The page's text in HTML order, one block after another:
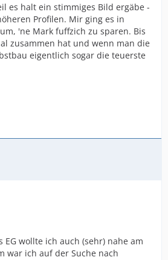
es halt ein stimmiges Bild ergäbe -
Profilen. Mir ging es in
'ne Mark fuffzich zu sparen. Bis
zusammen hat und wenn man die
eigentlich sogar die teuerste
EG wollte ich auch (sehr) nahe am
war ich auf der Suche nach